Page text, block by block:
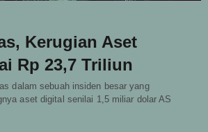
Kerugian Aset
Rp 23,7 Triliun
dalam sebuah insiden besar yang
aset digital senilai 1,5 miliar dolar AS